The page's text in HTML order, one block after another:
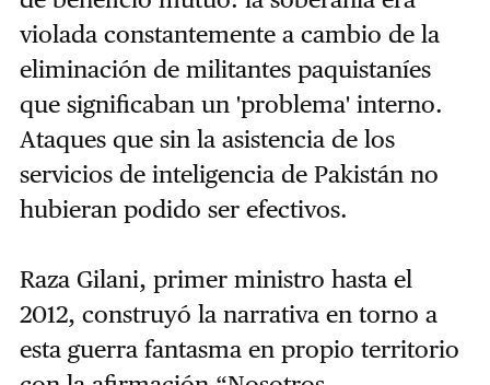
violada constantemente a cambio de la
eliminación de militantes paquistaníes
que significaban un 'problema' interno.
Ataques que sin la asistencia de los
servicios de inteligencia de Pakistán no
hubieran podido ser efectivos.
Raza Gilani, primer ministro hasta el
2012, construyó la narrativa en torno a
esta guerra fantasma en propio territorio